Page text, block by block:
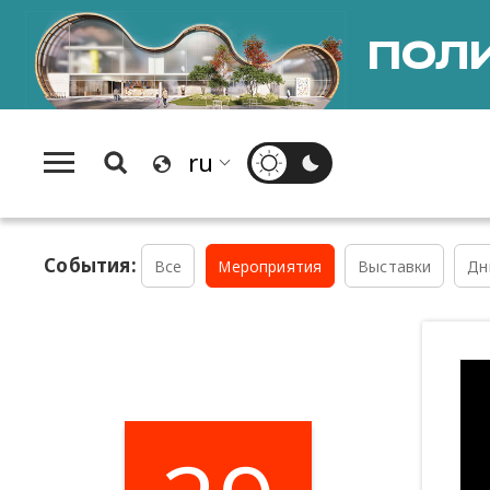
События: Все Мероприятия Выставки